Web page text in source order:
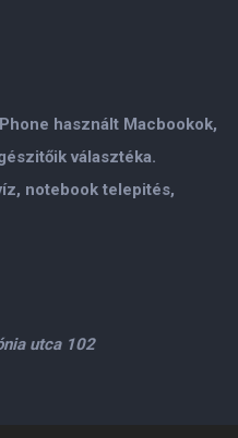
használt Macbookok,
választéka.
notebook telepités,
utca 102